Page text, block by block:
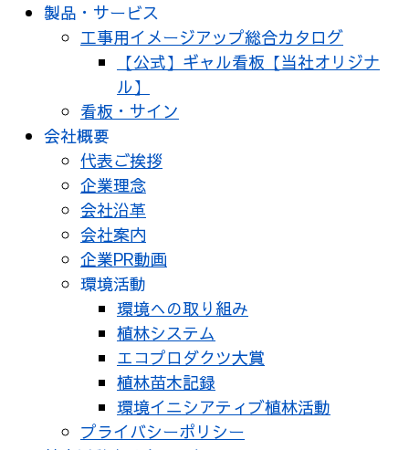
製品・サービス
工事用イメージアップ総合カタログ
【公式】ギャル看板【当社オリジナ
ル】
看板・サイン
会社概要
代表ご挨拶
企業理念
会社沿革
会社案内
企業PR動画
環境活動
環境への取り組み
植林システム
エコプロダクツ大賞
植林苗木記録
環境イニシアティブ植林活動
プライバシーポリシー